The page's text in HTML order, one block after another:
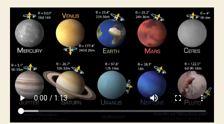
v
Slnečnej
sústave